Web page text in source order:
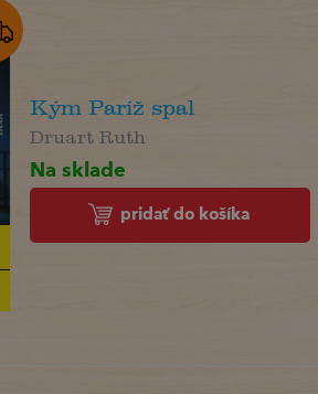
Kým Paríž spal
Druart Ruth
Na sklade
pridať do košíka